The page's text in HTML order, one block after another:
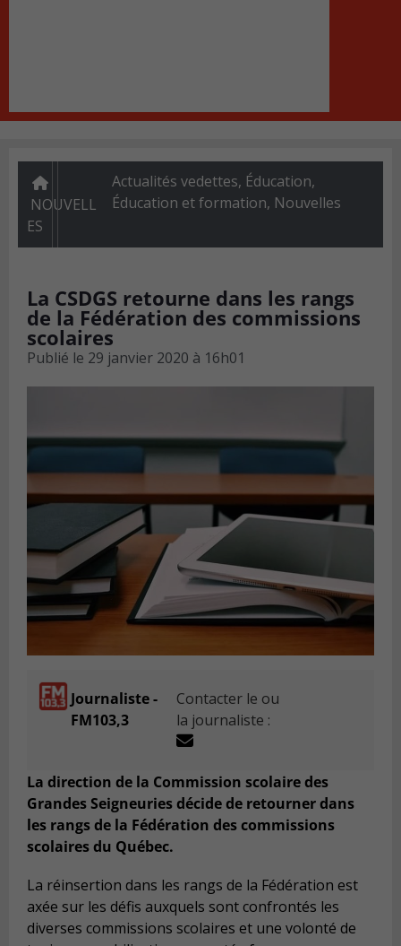
NOUVELL
ES
Actualités vedettes, Éducation,
Éducation et formation, Nouvelles
La CSDGS retourne dans les rangs
de la Fédération des commissions
scolaires
Publié le 29 janvier 2020 à 16h01
Journaliste -
FM103,3
Contacter le ou
la journaliste :
La direction de la Commission scolaire des
Grandes Seigneuries décide de retourner dans
les rangs de la Fédération des commissions
scolaires du Québec.
La réinsertion dans les rangs de la Fédération est
axée sur les défis auxquels sont confrontés les
diverses commissions scolaires et une volonté de